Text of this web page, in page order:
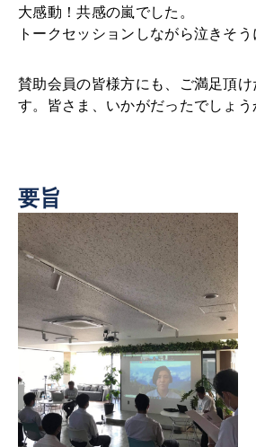
大感動！共感の嵐でした。
トークセッションしながら泣きそう
賛助会員の皆様方にも、ご満足頂け
す。皆さま、いかがだったでしょう
要旨